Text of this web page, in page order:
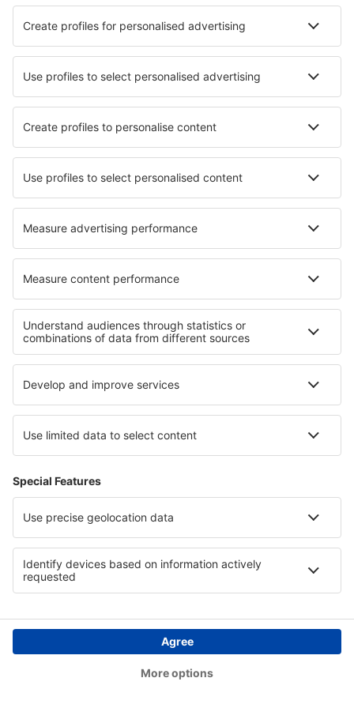
enemmän aikaa
Hinta henkilöltä meno-paluu:
353EUR
1 Katso tarjoukset
Lähtö
17:45 21:55 tiedot
29 syys (tiis.) DUS - HEL 1 välilasku
06:00 13:10 6h 10min tiedot
Kaikkien lippujen hinta yhteensä (ilman palvelumaksua47EUR
matkustajaa kohden)
Hinta henkilöltä meno-paluu:
1
Lähtö
23 syys (kesk.) HEL - DUS 1 välilasku
17:50 21:35 4h 45min tiedot